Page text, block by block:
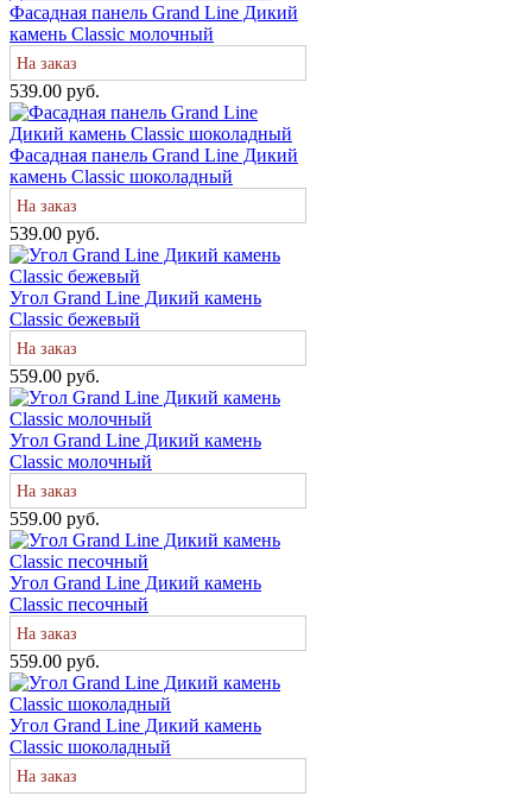
Фасадная панель Grand Line Дикий
камень Classic молочный
На заказ
539.00 руб.
Фасадная панель Grand Line Дикий
камень Classic шоколадный
На заказ
539.00 руб.
Угол Grand Line Дикий камень
Classic бежевый
На заказ
559.00 руб.
Угол Grand Line Дикий камень
Classic молочный
На заказ
559.00 руб.
Угол Grand Line Дикий камень
Classic песочный
На заказ
559.00 руб.
Угол Grand Line Дикий камень
Classic шоколадный
На заказ